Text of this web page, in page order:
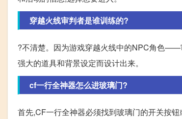
穿越火线审判者是谁训练的?
?不清楚。因为游戏穿越火线中的NPC角色——
强大的道具和背景设定而设计出来。
cf一行全神器怎么进玻璃门?
首先,CF一行全神器必须找到玻璃门的开关按